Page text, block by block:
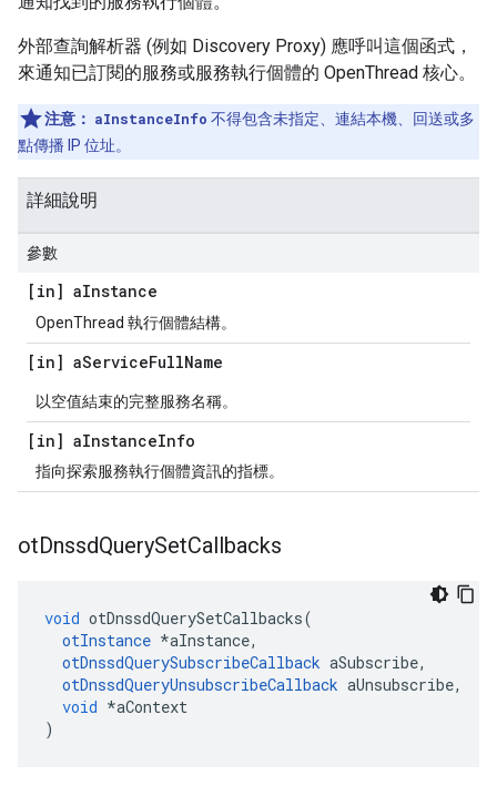
外部查詢解析器 (例如 Discovery Proxy) 應呼叫這個函式，
來通知已訂閱的服務或服務執行個體的 OpenThread 核心。
注意： aInstanceInfo 不得包含未指定、連結本機、回送或多
點傳播 IP 位址。
詳細說明
參數
[in] aInstance
OpenThread 執行個體結構。
[in] aServiceFullName
以空值結束的完整服務名稱。
[in] aInstanceInfo
指向探索服務執行個體資訊的指標。
otDnssdQuerySetCallbacks
void otDnssdQuerySetCallbacks(
otInstance *aInstance,
otDnssdQuerySubscribeCallback aSubscribe,
otDnssdQueryUnsubscribeCallback aUnsubscribe,
void *aContext
)